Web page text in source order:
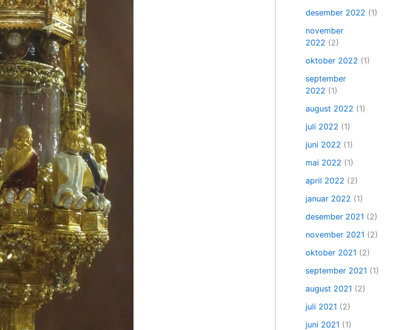
desember 2022 (1)
november
2022 (2)
oktober 2022 (1)
september
2022 (1)
august 2022 (1)
juli 2022 (1)
juni 2022 (1)
mai 2022 (1)
april 2022 (2)
januar 2022 (1)
desember 2021 (2)
november 2021 (2)
oktober 2021 (2)
september 2021 (1)
august 2021 (2)
juli 2021 (2)
juni 2021 (1)